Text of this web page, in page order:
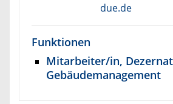
due.de
Funktionen
Mitarbeiter/in, Dezernat
Gebäudemanagement